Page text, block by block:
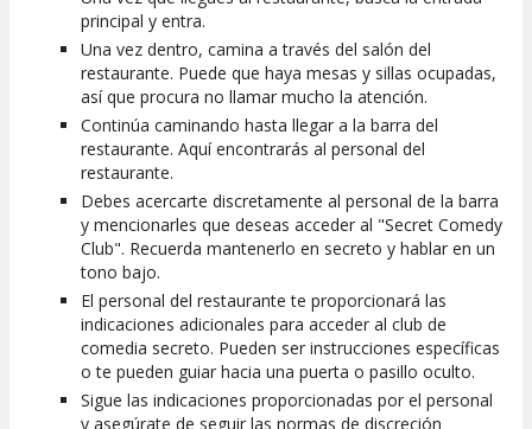
principal y entra.
Una vez dentro, camina a través del salón del
restaurante. Puede que haya mesas y sillas ocupadas,
así que procura no llamar mucho la atención.
Continúa caminando hasta llegar a la barra del
restaurante. Aquí encontrarás al personal del
restaurante.
Debes acercarte discretamente al personal de la barra
y mencionarles que deseas acceder al "Secret Comedy
Club". Recuerda mantenerlo en secreto y hablar en un
tono bajo.
El personal del restaurante te proporcionará las
indicaciones adicionales para acceder al club de
comedia secreto. Pueden ser instrucciones específicas
o te pueden guiar hacia una puerta o pasillo oculto.
Sigue las indicaciones proporcionadas por el personal
y asegúrate de seguir las normas de discreción